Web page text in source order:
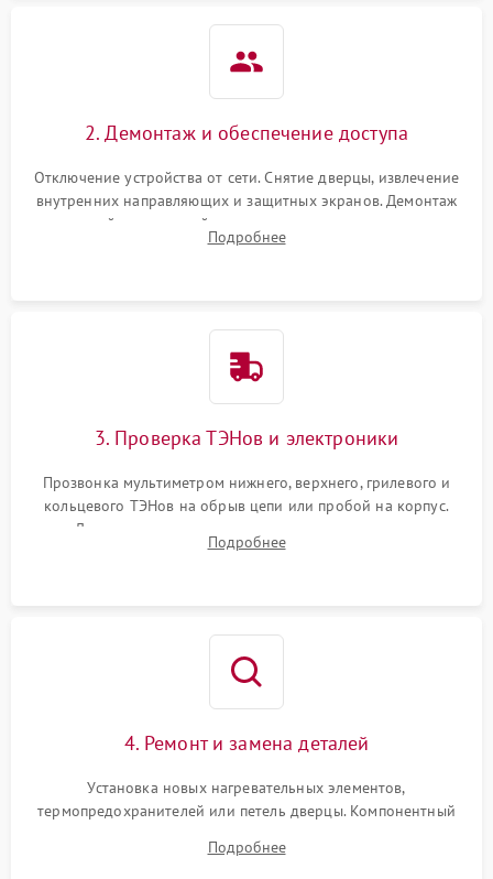
2. Демонтаж и обеспечение доступа
Отключение устройства от сети. Снятие дверцы, извлечение
внутренних направляющих и защитных экранов. Демонтаж
задней или верхней панели для прямого доступа к
нагревательным элементам, плате и вентиляторам.
Подробнее
3. Проверка ТЭНов и электроники
Прозвонка мультиметром нижнего, верхнего, грилевого и
кольцевого ТЭНов на обрыв цепи или пробой на корпус.
Диагностика термостата, датчиков температуры,
переключателя режимов и мотора конвекции.
Подробнее
4. Ремонт и замена деталей
Установка новых нагревательных элементов,
термопредохранителей или петель дверцы. Компонентный
выгоревших реле, восстановление контактов и замена
Подробнее